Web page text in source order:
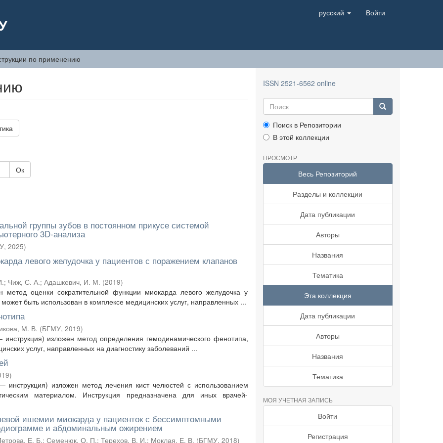
русский Войти
по применению
Ок
группы зубов в постоянном прикусе системой
3D-анализа
, 2025)
левого желудочка у пациентов с поражением клапанов
; Чиж, С. А.; Адашкевич, И. М. (2019)
оценки сократительной функции миокарда левого желудочка у
быть использован в комплексе медицинских услуг, направленных ...
М. В. (БГМУ, 2019)
изложен метод определения гемодинамического фенотипа,
услуг, направленных на диагностику заболеваний ...
)
изложен метод лечения кист челюстей с использованием
материалом. Инструкция предназначена для иных врачей-
ишемии миокарда у пациенток с бессимптомными
и абдоминальным ожирением
Е. Б.; Семенюк, О. П.; Терехов, В. И.; Моклая, Е. В. (БГМУ, 2018)
ISSN 2521-6562 online
Поиск в Репозитории
В этой коллекции
ПРОСМОТР
Весь Репозиторий
Разделы и коллекции
Дата публикации
Авторы
Названия
Тематика
Эта коллекция
Дата публикации
Авторы
Названия
Тематика
МОЯ УЧЕТНАЯ ЗАПИСЬ
Войти
Регистрация